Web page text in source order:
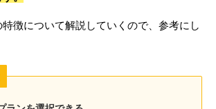
特徴について解説していくので、参考にし